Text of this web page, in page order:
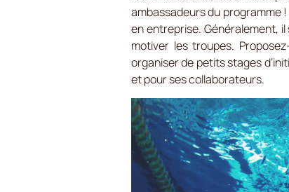
ambassadeurs du programme
en entreprise. Généralement,
motiver les troupes.
organiser de petits stages
et pour ses collaborateurs.